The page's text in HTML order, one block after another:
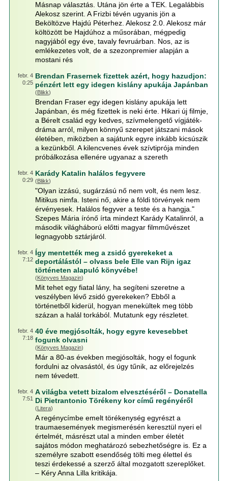
Másnap választás. Utána jön érte a TEK. Legalábbis
Alekosz szerint. A Frizbi tévén ugyanis jön a
Beköltözve Hajdú Péterhez. Alekosz 2.0. Alekosz már
költözött be Hajdúhoz a műsorában, mégpedig
nagyjából egy éve, tavaly fevruárban. Nos, az is
emlékezetes volt, de a szezonpremier alapján a
mostani rés
febr. 4
0:25
Brendan Frasernek fizettek azért, hogy hazudjon:
pénzért lett egy idegen kislány apukája Japánban
(Blikk)
Brendan Fraser egy idegen kislány apukája lett
Japánban, és még fizettek is neki érte. Hikari új filmje,
a Bérelt család egy kedves, szívmelengető vígjáték-
dráma arról, milyen könnyű szerepet játszani mások
életében, miközben a sajátunk egyre inkább kicsúszik
a kezünkből. A kilencvenes évek szívtiprója minden
próbálkozása ellenére ugyanaz a szereth
febr. 4
0:29
Karády Katalin halálos fegyvere
(Blikk)
"Olyan izzású, sugárzású nő nem volt, és nem lesz.
Mitikus nimfa. Isteni nő, akire a földi törvények nem
érvényesek. Halálos fegyver a teste és a hangja."
Szepes Mária írónő írta mindezt Karády Katalinról, a
második világháború előtti magyar filmművészet
legnagyobb sztárjáról.
febr. 4
7:12
Így mentették meg a zsidó gyerekeket a
deportálástól – olvass bele Elle van Rijn igaz
történeten alapuló könyvébe!
(Könyves Magazin)
Mit tehet egy fiatal lány, ha segíteni szeretne a
veszélyben lévő zsidó gyerekeken? Ebből a
történetből kiderül, hogyan menekültek meg több
százan a halál torkából. Mutatunk egy részletet.
febr. 4
7:18
40 éve megjósolták, hogy egyre kevesebbet
fogunk olvasni
(Könyves Magazin)
Már a 80-as években megjósolták, hogy el fogunk
fordulni az olvasástól, és úgy tűnik, az előrejelzés
nem tévedett.
febr. 4
7:51
A világba vetett bizalom elvesztéséről – Donatella
Di Pietrantonio Törékeny kor című regényéről
(Litera)
A regénycímbe emelt törékenység egyrészt a
traumaesemények megismerésén keresztül nyeri el
értelmét, másrészt utal a minden ember életét
sajátos módon meghatározó sebezhetőségre is. Ez a
személyre szabott esendőség tölti meg élettel és
teszi érdekessé a szerző által mozgatott szereplőket.
– Kéry Anna Lilla kritikája.